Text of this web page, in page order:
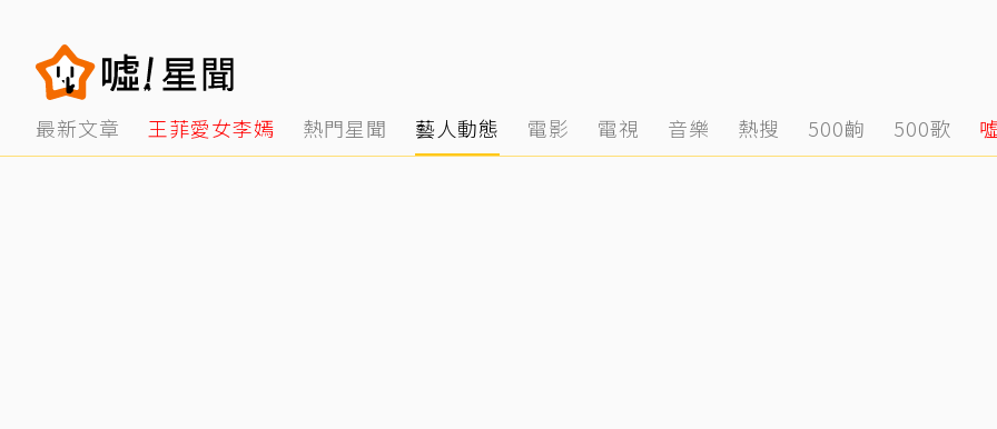
最新文章 王菲愛女李嫣 熱門星聞 藝人動態 電影 電視 音樂 熱搜 500齣 500歌